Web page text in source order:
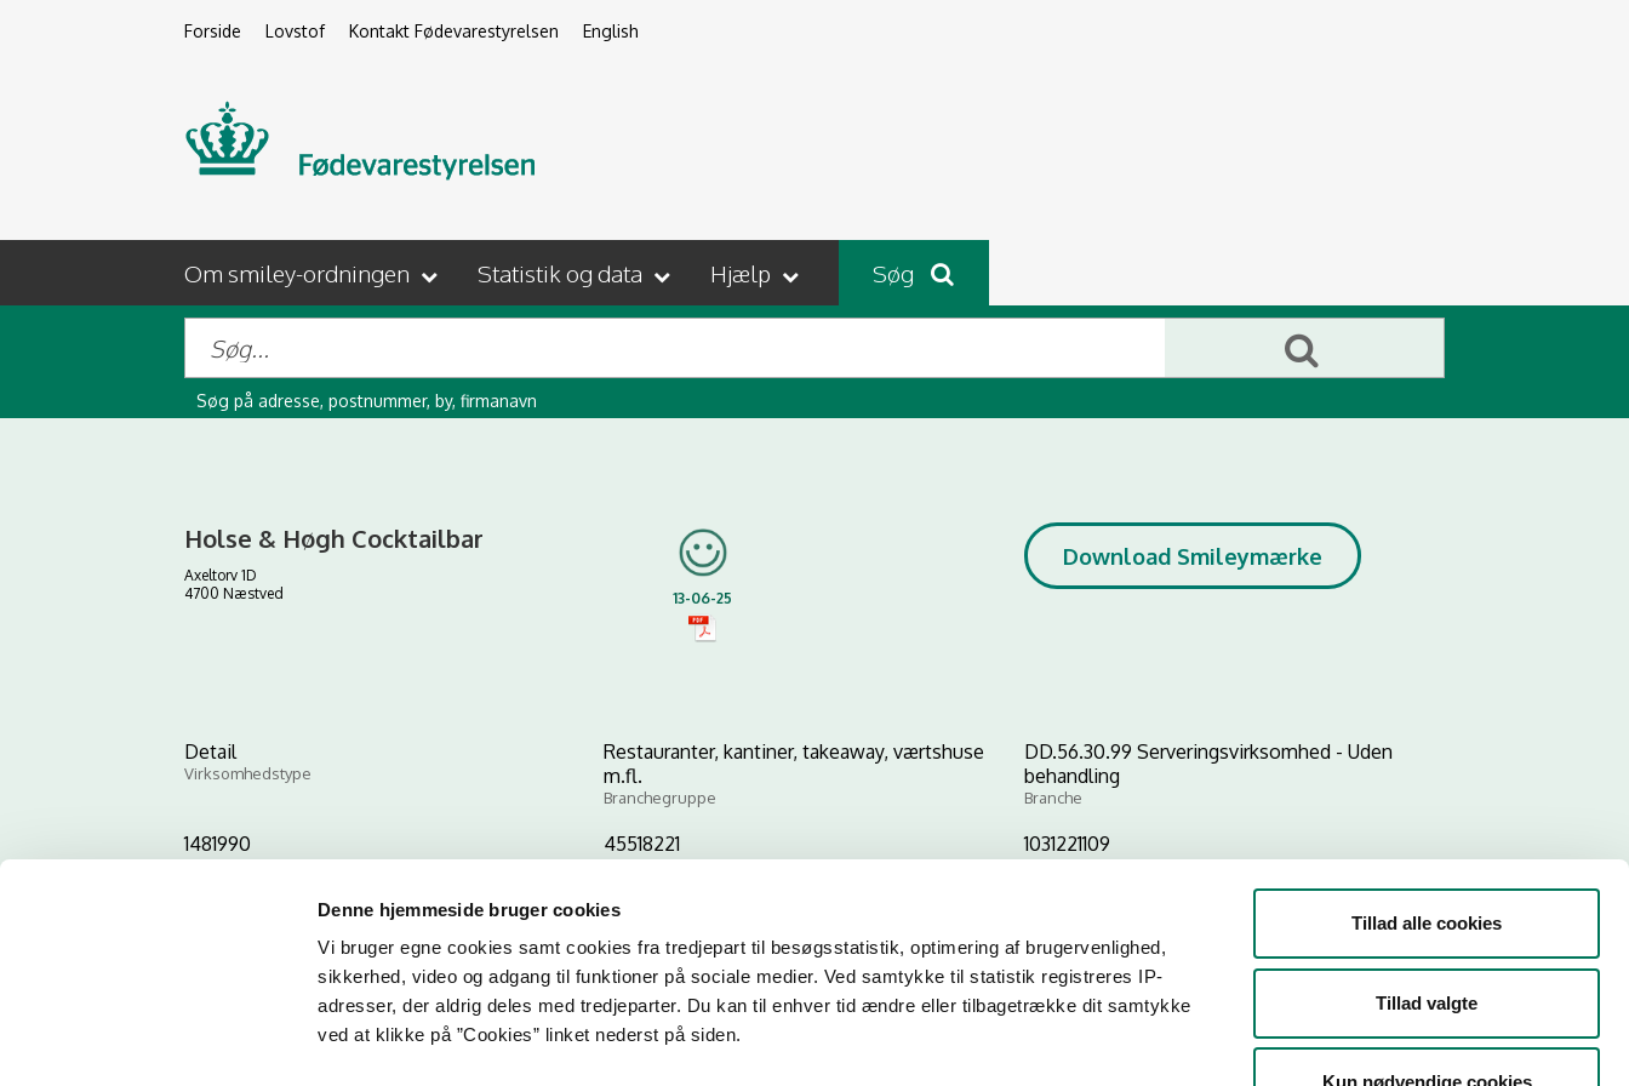
Denne hjemmeside bruger cookies
Vi bruger egne cookies samt cookies fra tredjepart til besøgsstatistik, optimering af brugervenlighed,
sikkerhed, video og adgang til funktioner på sociale medier. Ved samtykke til statistik registreres IP-
adresser, der aldrig deles med tredjeparter. Du kan til enhver tid ændre eller tilbagetrække dit samtykke
ved at klikke på ”Cookies” linket nederst på siden.
Tillad alle cookies
Tillad valgte
Kun nødvendige cookies
Forside Lovstof Kontakt Fødevarestyrelsen English
Om smiley-ordningen Statistik og data Hjælp Søg
Søg på adresse, postnummer, by, firmanavn
Holse & Høgh Cocktailbar
Axeltorv 1D
4700 Næstved
13-06-25
Download Smileymærke
Detail
Virksomhedstype
Restauranter, kantiner, takeaway, værtshuse
m.fl.
Branchegruppe
DD.56.30.99 Serveringsvirksomhed - Uden
behandling
Branche
1481990
ID-nummer
45518221
CVR-nr
1031221109
P-nr
Kopier link til at indsætte på virksomhedens hjemmeside